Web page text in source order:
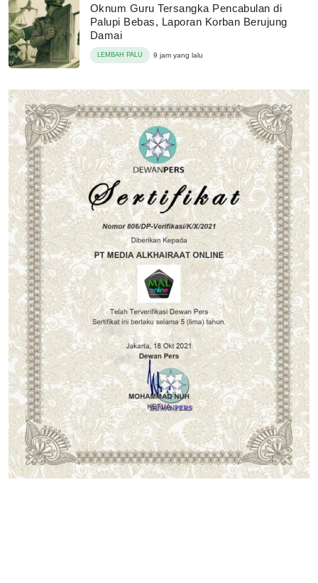
Oknum Guru Tersangka Pencabulan di
Palupi Bebas, Laporan Korban Berujung
Damai
LEMBAH PALU 9 jam yang lalu